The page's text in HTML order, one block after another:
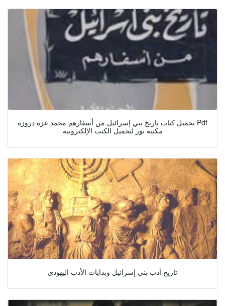
تحميل كتاب تاريخ بني إسرائيل من أسفارهم محمد عزة دروزة Pdf
مكتبة نور لتحميل الكتب الإلكترونية
تاريخ أدب بني إسرائيل وبدايات الأدب اليهودي